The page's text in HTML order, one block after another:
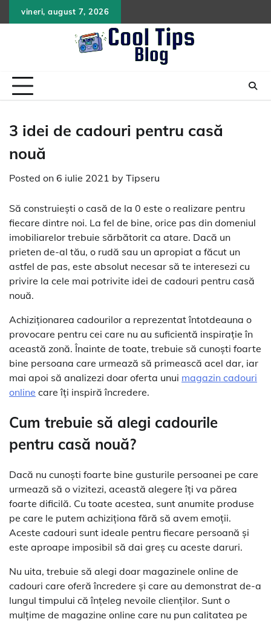
to
vineri, august 7, 2026
3 idei de cadouri pentru casă
nouă
Posted on 6 iulie 2021 by Tipseru
Să construiești o casă de la 0 este o realizare pentru
fiecare dintre noi. La fel de bine, orice pas din domeniul
imobiliarelor trebuie sărbătorit ca atare. Dacă un
prieten de-al tău, o rudă sau un apropiat a făcut un
astfel de pas, este absolut necesar să te interesezi cu
privire la cele mai potrivite idei de cadouri pentru casă
nouă.
Achiziționarea cadourilor a reprezentat întotdeauna o
provocare pentru cei care nu au suficientă inspirație în
această zonă. Înainte de toate, trebuie să cunoști foarte
bine persoana care urmează să primească acel dar, iar
mai apoi să analizezi doar oferta unui magazin cadouri
online care îți inspiră încredere.
Cum trebuie să alegi cadourile
pentru casă nouă?
Dacă nu cunoști foarte bine gusturile persoanei pe care
urmează să o vizitezi, această alegere îți va părea
foarte dificilă. Cu toate acestea, sunt anumite produse
pe care le putem achiziționa fără să avem emoții.
Aceste cadouri sunt ideale pentru fiecare persoană și
este aproape imposibil să dai greș cu aceste daruri.
Nu uita, trebuie să alegi doar magazinele online de
cadouri care oferă încredere și care au demonstrat de-a
lungul timpului că înțeleg nevoile clienților. Sunt o
mulțime de magazine online care nu pun calitatea pe